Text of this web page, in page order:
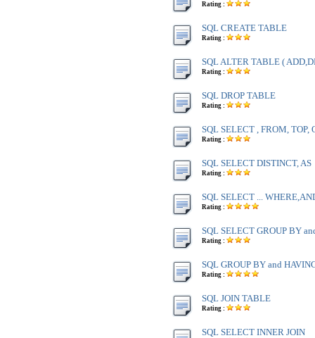
Rating :
SQL CREATE TABLE
Rating :
SQL ALTER TABLE (
Rating :
SQL DROP TABLE
Rating :
SQL SELECT , FROM, TOP,
Rating :
SQL SELECT DISTINCT, AS
Rating :
SQL SELECT ...
Rating :
SQL SELECT GROUP BY
Rating :
SQL GROUP BY and
Rating :
SQL JOIN TABLE
Rating :
SQL SELECT INNER JOIN